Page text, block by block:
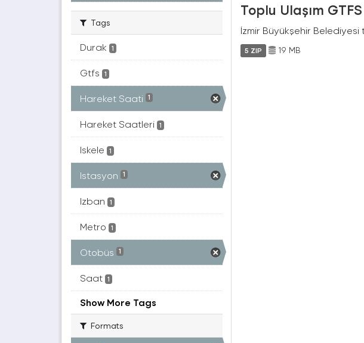
Tags
Durak 1
Gtfs 1
Hareket Saati 1
Hareket Saatleri 1
Iskele 1
Istasyon 1
Izban 1
Metro 1
Otobüs 1
Saat 1
Show More Tags
Formats
Toplu Ulaşım
İzmir Büyükşehir
5 ZIP 19 MB